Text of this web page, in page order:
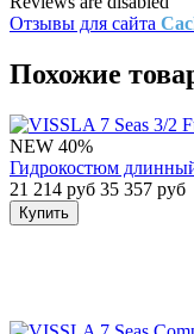
Отзывы для сайта
Похожие
NEW 40%
Гидрокостюм
21 214 руб 35 357 руб
Купить